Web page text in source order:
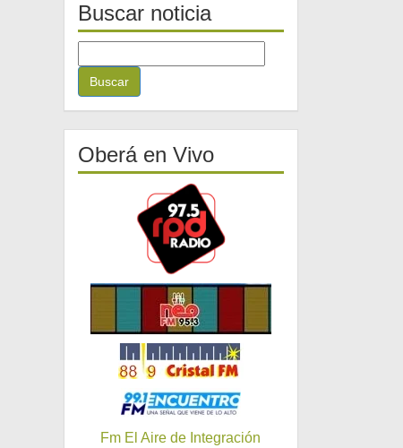
Buscar noticia
u
c
a
r
:
Oberá en Vivo
Fm El Aire de Integración